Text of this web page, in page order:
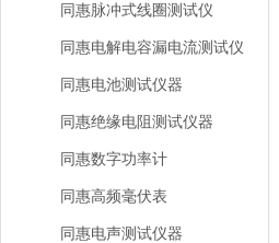
同惠脉冲式线圈测试仪
同惠电解电容漏电流测试仪
同惠电池测试仪器
同惠绝缘电阻测试仪器
同惠数字功率计
同惠高频毫伏表
同惠电声测试仪器